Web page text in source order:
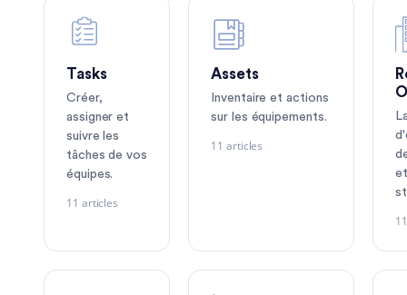
Tasks
Créer,
assigner et
suivre les
tâches de vos
équipes.
11 articles
Assets
Inventaire et actions
sur les équipements.
11 articles